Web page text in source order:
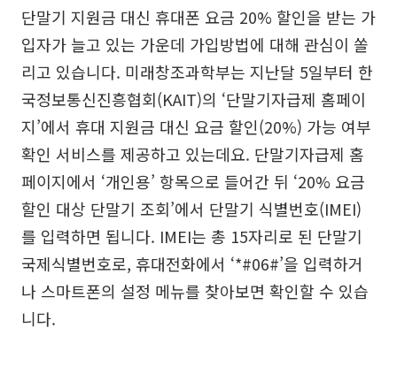
단말기 지원금 대신 휴대폰 요금 20% 할인을 받는 가
입자가 늘고 있는 가운데 가입방법에 대해 관심이 쏠
리고 있습니다. 미래창조과학부는 지난달 5일부터 한
국정보통신진흥협회(KAIT)의 ‘단말기자급제 홈페이
지’에서 휴대 지원금 대신 요금 할인(20%) 가능 여부
확인 서비스를 제공하고 있는데요. 단말기자급제 홈
페이지에서 ‘개인용’ 항목으로 들어간 뒤 ‘20% 요금
할인 대상 단말기 조회’에서 단말기 식별번호(IMEI)
를 입력하면 됩니다. IMEI는 총 15자리로 된 단말기
국제식별번호로, 휴대전화에서 ‘*#06#’을 입력하거
나 스마트폰의 설정 메뉴를 찾아보면 확인할 수 있습
니다.